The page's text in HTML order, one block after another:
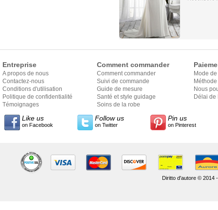
Entreprise
A propos de nous
Contactez-nous
Conditions d'utilisation
Politique de confidentialité
Témoignages
Comment commander
Comment commander
Suivi de commande
Guide de mesure
Santé et style guidage
Soins de la robe
Mode
Nous
Délai de
Like us
on Facebook
Follow us
on Twitter
Pin us
on Pinterest
Diritto d'autore © 2014